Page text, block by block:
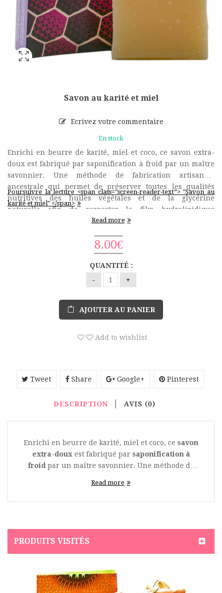
Savon au karité et miel
Ecrivez votre commentaire
En stock
Enrichi en beurre de karité, miel et coco, ce savon extra-
doux est fabriqué par saponification à froid par un maître
savonnier. Une méthode de fabrication artisanale
ancestrale qui permet de préserver toutes les qualités
nutritives des huiles végétales et de la glycérine
naturelle afin de respecter le film hydrolipidique
protecteur de la peau. Un savon artisanal à la recette
Poursuivre la lecture <span class="screen-reader-text”> "Savon au
karité et miel" </span>
Read more
8.00€
QUANTITÉ :
AJOUTER AU PANIER
Add to wishlist
Tweet Share Google+ Pinterest
DESCRIPTION AVIS (0)
Enrichi en beurre de karité, miel et coco, ce savon
extra-douxest fabriqué par saponification à
froid par un maître savonnier. Une méthode de
préserver toutes lesqualités nutritives des huiles
végétaleset de laglycérine naturelleafin de
qui permettent de
composition exceptionnelle. Le
karitépossède desvertus régénératrices et
réparatricesqui protègent du dessèchement
Read more
PRODUITS VISITÉS